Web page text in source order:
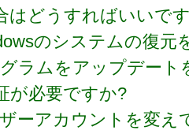
はどうすればいいで
のシステムの復元
ラムをアップデー
が必要ですか?
ーアカウントを変え